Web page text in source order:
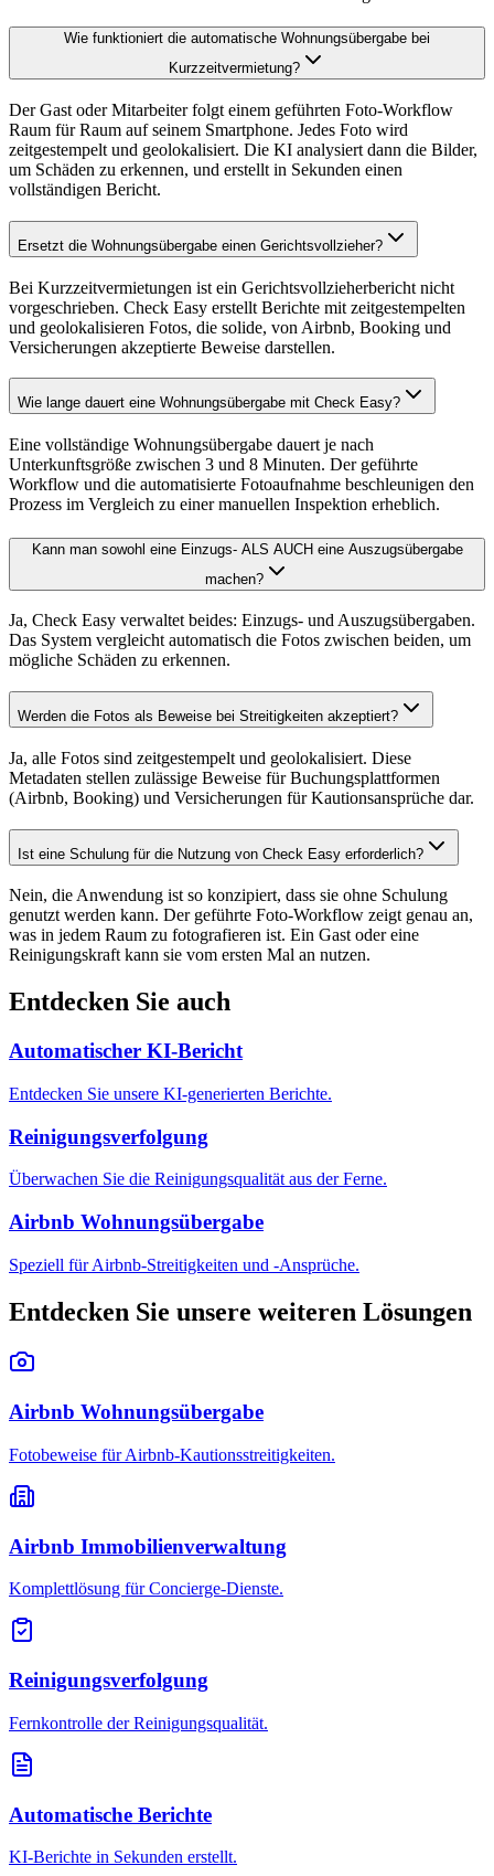
Wie funktioniert die automatische Wohnungsübergabe bei
Kurzzeitvermietung?
Der Gast oder Mitarbeiter folgt einem geführten Foto-Workflow
Raum für Raum auf seinem Smartphone. Jedes Foto wird
zeitgestempelt und geolokalisiert. Die KI analysiert dann die Bilder,
um Schäden zu erkennen, und erstellt in Sekunden einen
vollständigen Bericht.
Ersetzt die Wohnungsübergabe einen Gerichtsvollzieher?
Bei Kurzzeitvermietungen ist ein Gerichtsvollzieherbericht nicht
vorgeschrieben. Check Easy erstellt Berichte mit zeitgestempelten
und geolokalisieren Fotos, die solide, von Airbnb, Booking und
Versicherungen akzeptierte Beweise darstellen.
Wie lange dauert eine Wohnungsübergabe mit Check Easy?
Eine vollständige Wohnungsübergabe dauert je nach
Unterkunftsgröße zwischen 3 und 8 Minuten. Der geführte
Workflow und die automatisierte Fotoaufnahme beschleunigen den
Prozess im Vergleich zu einer manuellen Inspektion erheblich.
Kann man sowohl eine Einzugs- ALS AUCH eine Auszugsübergabe
machen?
Ja, Check Easy verwaltet beides: Einzugs- und Auszugsübergaben.
Das System vergleicht automatisch die Fotos zwischen beiden, um
mögliche Schäden zu erkennen.
Werden die Fotos als Beweise bei Streitigkeiten akzeptiert?
Ja, alle Fotos sind zeitgestempelt und geolokalisiert. Diese
Metadaten stellen zulässige Beweise für Buchungsplattformen
(Airbnb, Booking) und Versicherungen für Kautionsansprüche dar.
Ist eine Schulung für die Nutzung von Check Easy erforderlich?
Nein, die Anwendung ist so konzipiert, dass sie ohne Schulung
genutzt werden kann. Der geführte Foto-Workflow zeigt genau an,
was in jedem Raum zu fotografieren ist. Ein Gast oder eine
Reinigungskraft kann sie vom ersten Mal an nutzen.
Entdecken Sie auch
Automatischer KI-Bericht
Entdecken Sie unsere KI-generierten Berichte.
Reinigungsverfolgung
Überwachen Sie die Reinigungsqualität aus der Ferne.
Airbnb Wohnungsübergabe
Speziell für Airbnb-Streitigkeiten und -Ansprüche.
Entdecken Sie unsere weiteren Lösungen
Airbnb Wohnungsübergabe
Fotobeweise für Airbnb-Kautionsstreitigkeiten.
Airbnb Immobilienverwaltung
Komplettlösung für Concierge-Dienste.
Reinigungsverfolgung
Fernkontrolle der Reinigungsqualität.
Automatische Berichte
KI-Berichte in Sekunden erstellt.